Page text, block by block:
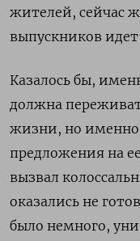
жителей, сейчас
выпускников идет
Казалось бы,
должна
жизни, но именно
предложения на
вызвал
оказались не
было немного,